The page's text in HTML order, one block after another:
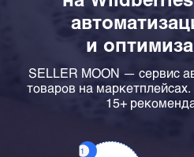
и
SELLER MOON — сервис
товаров на
15+